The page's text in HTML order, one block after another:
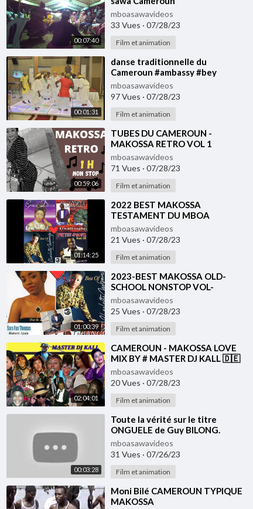
00:07:40
mboasawavideos
33 Vues · 07/28/23
Film et animation
00:01:31
⁣danse traditionnelle du
Cameroun #ambassy #bey
mboasawavideos
97 Vues · 07/28/23
Film et animation
00:59:06
⁣TUBES DU CAMEROUN -
MAKOSSA RETRO VOL 1
mboasawavideos
71 Vues · 07/28/23
Film et animation
01:14:25
⁣2022 BEST MAKOSSA
TESTAMENT DU MBOA
NONSTOP VOL-2#237showbiz
#cameroun #africa #makossa
#237 #enjoy
mboasawavideos
21 Vues · 07/28/23
Film et animation
01:00:39
⁣2023-BEST MAKOSSA OLD-
SCHOOL NONSTOP VOL-
1#237showbiz #cameroun
#enjoy #makossa #237
#africa#new
mboasawavideos
25 Vues · 07/28/23
Film et animation
02:04:01
⁣CAMEROUN - MAKOSSA LOVE
MIX BY # MASTER DJ KALL 🇩🇪
🇨🇲ANCIEN MAKOSSA
mboasawavideos
20 Vues · 07/28/23
Film et animation
00:03:28
⁣Toute la vérité sur le titre
ONGUELE de Guy BILONG.
Henri NJOH est un mauvais
usurpateur.
mboasawavideos
31 Vues · 07/26/23
Film et animation
⁣Moni Bilé CAMEROUN TYPIQUE
MAKOSSA